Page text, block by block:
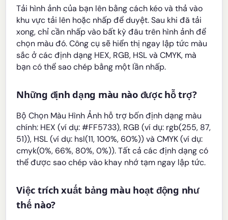
Tải hình ảnh của bạn lên bằng cách kéo và thả vào
khu vực tải lên hoặc nhấp để duyệt. Sau khi đã tải
xong, chỉ cần nhấp vào bất kỳ đâu trên hình ảnh để
chọn màu đó. Công cụ sẽ hiển thị ngay lập tức màu
sắc ở các định dạng HEX, RGB, HSL và CMYK, mà
bạn có thể sao chép bằng một lần nhấp.
Những định dạng màu nào được hỗ trợ?
Bộ Chọn Màu Hình Ảnh hỗ trợ bốn định dạng màu
chính: HEX (ví dụ: #FF5733), RGB (ví dụ: rgb(255, 87,
51)), HSL (ví dụ: hsl(11, 100%, 60%)) và CMYK (ví dụ:
cmyk(0%, 66%, 80%, 0%)). Tất cả các định dạng có
thể được sao chép vào khay nhớ tạm ngay lập tức.
Việc trích xuất bảng màu hoạt động như
thế nào?